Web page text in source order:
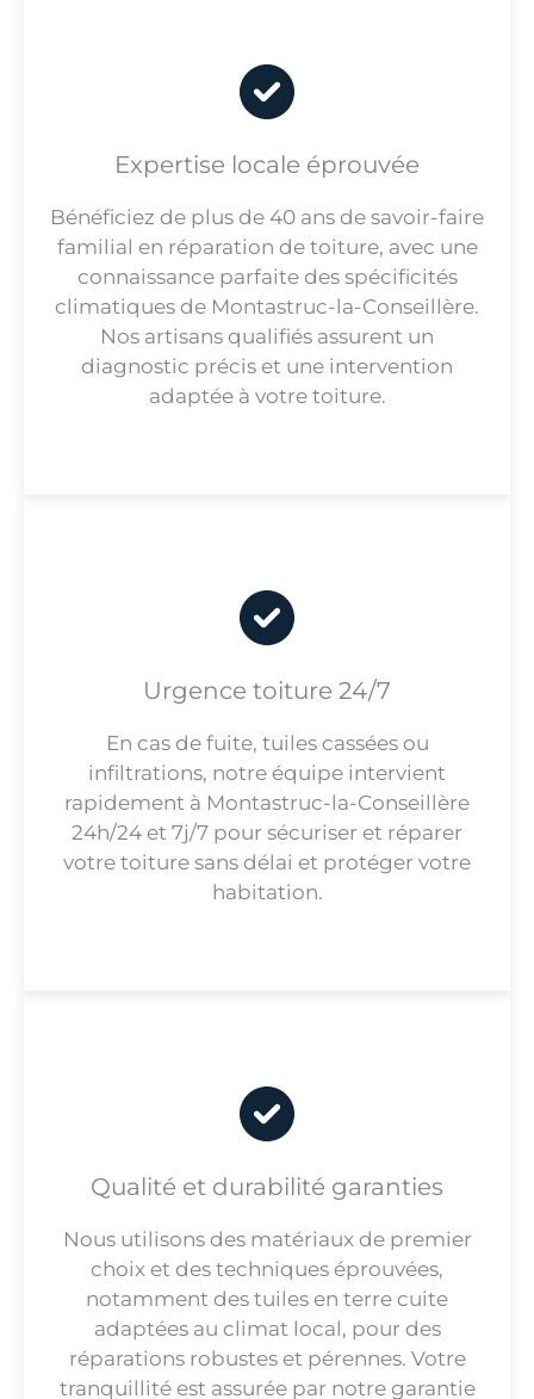
Expertise locale éprouvée
Bénéficiez de plus de 40 ans de savoir-faire
familial en réparation de toiture, avec une
connaissance parfaite des spécificités
climatiques de Montastruc-la-Conseillère.
Nos artisans qualifiés assurent un
diagnostic précis et une intervention
adaptée à votre toiture.
Urgence toiture 24/7
En cas de fuite, tuiles cassées ou
infiltrations, notre équipe intervient
rapidement à Montastruc-la-Conseillère
24h/24 et 7j/7 pour sécuriser et réparer
votre toiture sans délai et protéger votre
habitation.
Qualité et durabilité garanties
Nous utilisons des matériaux de premier
choix et des techniques éprouvées,
notamment des tuiles en terre cuite
adaptées au climat local, pour des
réparations robustes et pérennes. Votre
tranquillité est assurée par notre garantie